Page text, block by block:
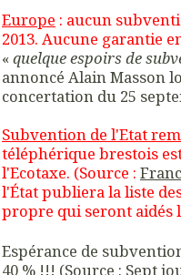
Europe : aucun
2013. Aucune garantie
«quelque espoirs de
annoncé Alain Masson
concertation du 25
Subvention de l'Etat
téléphérique brestois
l'Ecotaxe. (Source :
l'État publiera la liste
propre qui seront aidés
Espérance de
40 % !!! (Source : Sept